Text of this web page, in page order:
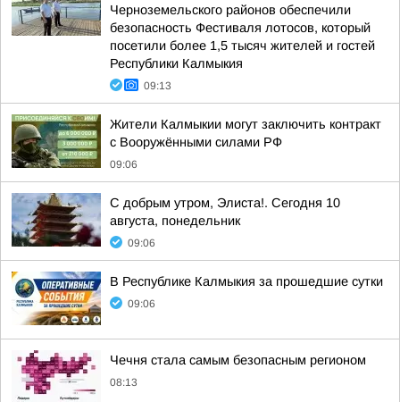
Черноземельского районов обеспечили
безопасность Фестиваля лотосов, который
посетили более 1,5 тысяч жителей и гостей
Республики Калмыкия
09:13
Жители Калмыкии могут заключить контракт
с Вооружёнными силами РФ
09:06
С добрым утром, Элиста!. Сегодня 10
августа, понедельник
09:06
В Республике Калмыкия за прошедшие сутки
09:06
Чечня стала самым безопасным регионом
08:13